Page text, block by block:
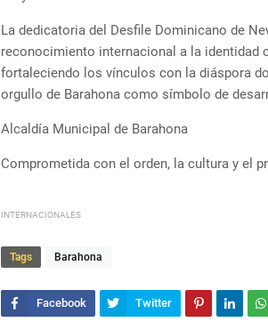
La dedicatoria del Desfile Dominicano de
reconocimiento internacional a la identidad
fortaleciendo los vínculos con la diáspora
orgullo de Barahona como símbolo de
Alcaldía Municipal de Barahona
Comprometida con el orden, la cultura y el
INTERNACIONALES
Tags Barahona